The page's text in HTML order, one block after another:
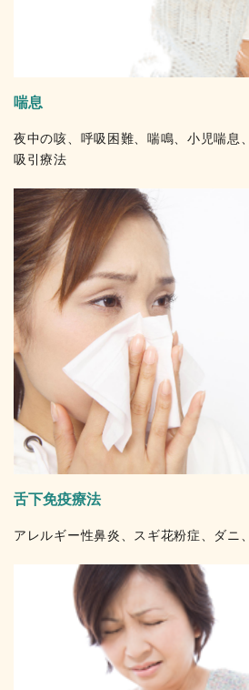
喘息
夜中の咳、呼吸困難、喘鳴、小児喘息
吸引療法
舌下免疫療法
アレルギー性鼻炎、スギ花粉症、ダニ